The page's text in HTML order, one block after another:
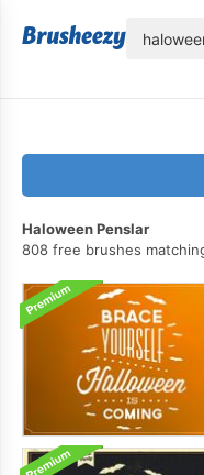
Haloween Penslar
808 free brushes